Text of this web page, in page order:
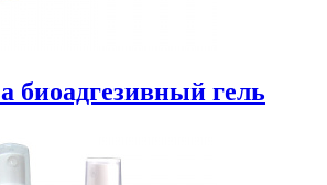
биоадгезивный гель